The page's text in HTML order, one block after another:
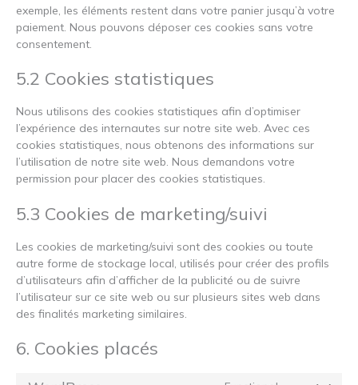
exemple, les éléments restent dans votre panier jusqu’à votre
paiement. Nous pouvons déposer ces cookies sans votre
consentement.
5.2 Cookies statistiques
Nous utilisons des cookies statistiques afin d’optimiser
l’expérience des internautes sur notre site web. Avec ces
cookies statistiques, nous obtenons des informations sur
l’utilisation de notre site web. Nous demandons votre
permission pour placer des cookies statistiques.
5.3 Cookies de marketing/suivi
Les cookies de marketing/suivi sont des cookies ou toute
autre forme de stockage local, utilisés pour créer des profils
d’utilisateurs afin d’afficher de la publicité ou de suivre
l’utilisateur sur ce site web ou sur plusieurs sites web dans
des finalités marketing similaires.
6. Cookies placés